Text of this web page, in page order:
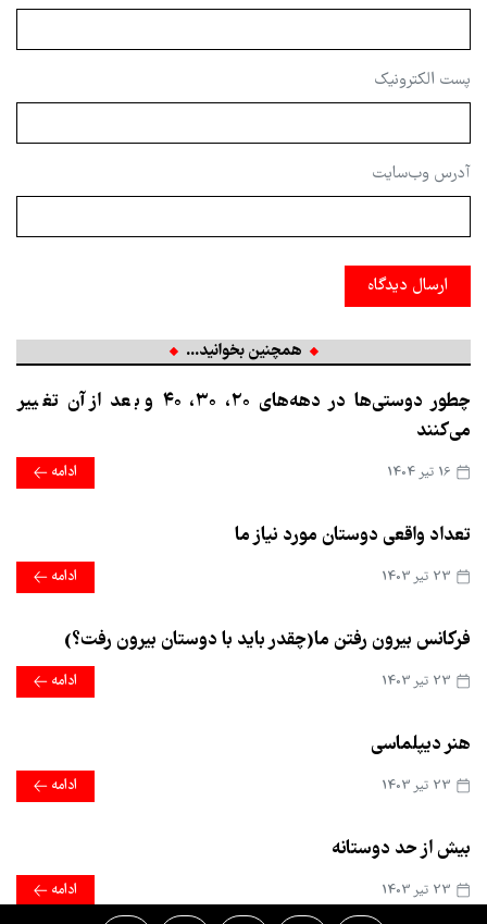
پست الکترونیک
آدرس وب‌سایت
ارسال دیدگاه
همچنین بخوانید...
چطور دوستی‌ها در دهه‌های ۲۰، ۳۰، ۴۰ و بعد از آن تغییر
می‌کنند
ادامه
تعداد واقعی دوستان مورد نیاز ما
ادامه
فرکانس بیرون رفتن ما(چقدر باید با دوستان بیرون رفت؟)
ادامه
هنر دیپلماسی
ادامه
بیش از حد دوستانه
ادامه